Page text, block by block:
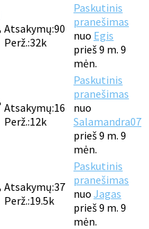
Atsakymų:90
Perž.:32k
Paskutinis
pranešimas
nuo Egis
prieš 9 m. 9
mėn.
Atsakymų:16
Perž.:12k
Paskutinis
pranešimas
nuo
Salamandra07
prieš 9 m. 9
mėn.
Atsakymų:37
Perž.:19.5k
Paskutinis
pranešimas
nuo Jagas
prieš 9 m. 9
mėn.